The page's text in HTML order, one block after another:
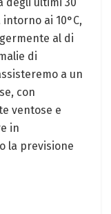
ai 10°C,
al di
di
a un
con
ventose e
in
la previsione